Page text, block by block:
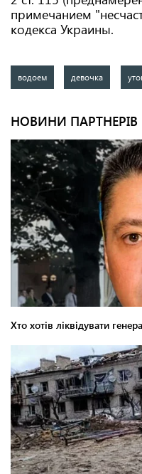
примечанием
кодекса Украины.
водоем девочка